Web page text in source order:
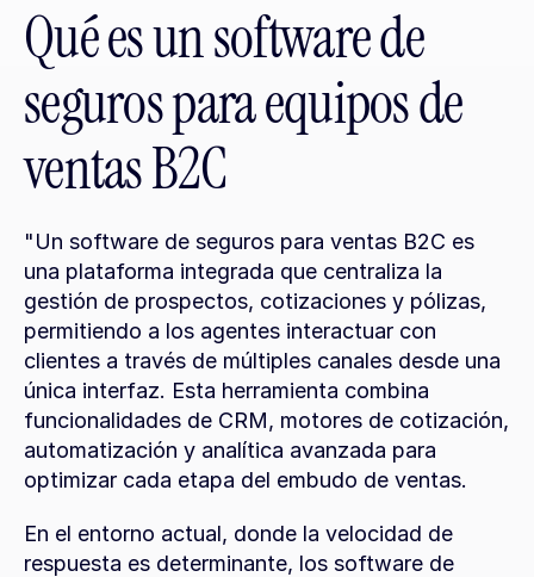
Qué es un software de
seguros para equipos de
ventas B2C
"Un software de seguros para ventas B2C es
una plataforma integrada que centraliza la
gestión de prospectos, cotizaciones y pólizas,
permitiendo a los agentes interactuar con
clientes a través de múltiples canales desde una
única interfaz. Esta herramienta combina
funcionalidades de CRM, motores de cotización,
automatización y analítica avanzada para
optimizar cada etapa del embudo de ventas.
En el entorno actual, donde la velocidad de
respuesta es determinante, los software de